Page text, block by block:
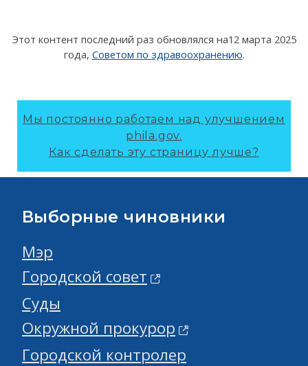
Этот контент последний раз обновлялся на12 марта 2025
года, Советом по здравоохранению.
Мы постоянно работаем над улучшением
phila.gov.
Как сделать эту страницу лучше?
Выборные чиновники
Мэр
Городской совет
Суды
Окружной прокурор
Городской контролер